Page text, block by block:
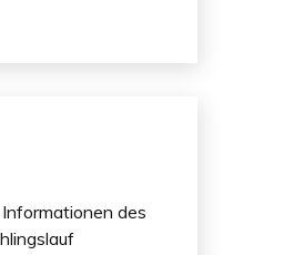
Informationen des